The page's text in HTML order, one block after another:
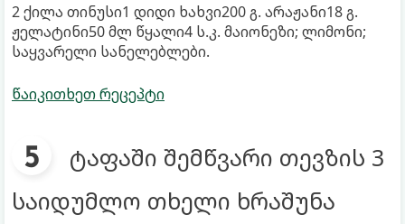
2 ქილა თინუსი1 დიდი ხახვი200 გ. არაჟანი18 გ.
ჟელატინი50 მლ წყალი4 ს.კ. მაიონეზი; ლიმონი;
საყვარელი სანელებლები.
წაიკითხეთ რეცეპტი
ტაფაში შემწვარი თევზის 3
საიდუმლო თხელი ხრაშუნა